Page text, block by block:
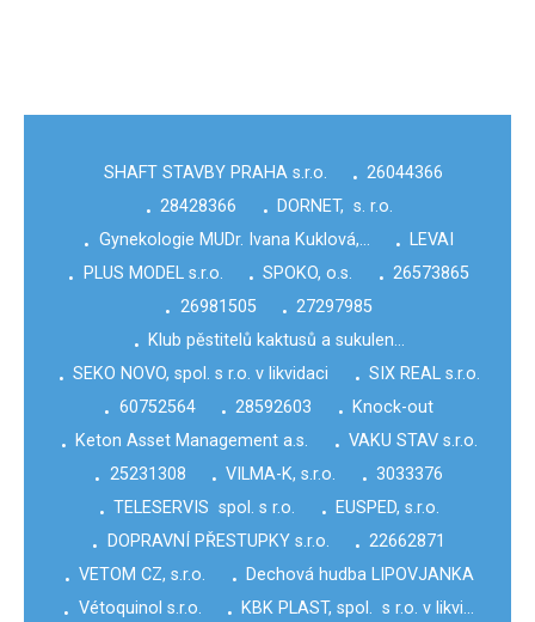
SHAFT STAVBY PRAHA s.r.o. • 26044366
• 28428366 • DORNET, s. r.o.
• Gynekologie MUDr. Ivana Kuklová,… • LEVAI
•
PLUS MODEL s.r.o. • SPOKO, o.s. • 26573865
• 26981505 • 27297985
• Klub pěstitelů kaktusů a sukulen…
• SEKO NOVO, spol. s r.o. v likvidaci • SIX REAL s.r.o.
• 60752564 • 28592603 • Knock-out
• Keton Asset Management a.s. • VAKU STAV s.r.o.
• 25231308 • VILMA-K, s.r.o. • 3033376
• TELESERVIS spol. s r.o. • EUSPED, s.r.o.
•
DOPRAVNÍ PŘESTUPKY s.r.o. • 22662871
• VETOM CZ, s.r.o. • Dechová hudba LIPOVJANKA
• Vétoquinol s.r.o. • KBK PLAST, spol. s r.o. v likvi…